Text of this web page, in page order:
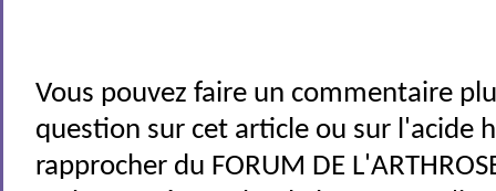
Vous pouvez faire un commentaire
question sur cet article ou sur l'acide
rapprocher du FORUM DE